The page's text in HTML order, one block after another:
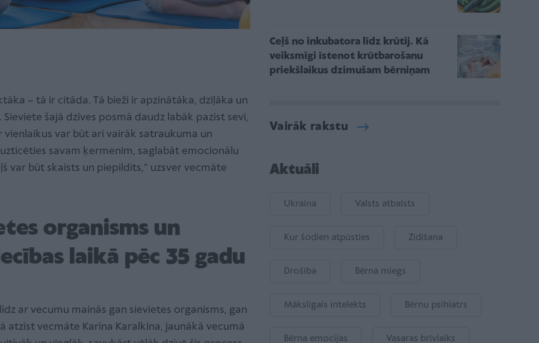
– tā ir citāda. Tā bieži ir apzinātāka, dziļāka un
šajā dzīves posmā daudz labāk pazīst sevi,
vienlaikus var būt arī vairāk satraukuma un
savam ķermenim, saglabāt emocionālu
var būt skaists un piepildīts,” uzsver vecmāte
organisms un
laikā pēc 35 gadu
ar vecumu mainās gan sievietes organisms, gan
atzīst vecmāte Karīna Karalkina, jaunākā vecumā
Ceļš no inkubatora līdz krūtij. Kā
veiksmīgi īstenot krūtbarošanu
priekšlaikus dzimušam bērniņam
Vairāk rakstu
Aktuāli
Ukraina Valsts atbalsts
Kur šodien atpūsties Zīdīšana
Drošība Bērna miegs
Mākslīgais intelekts Bērnu psihiatrs
Bērna emocijas Vasaras brīvlaiks